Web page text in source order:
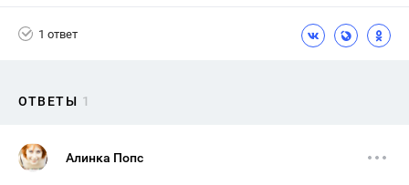
1 ответ
ОТВЕТЫ 1
Алинка Попс